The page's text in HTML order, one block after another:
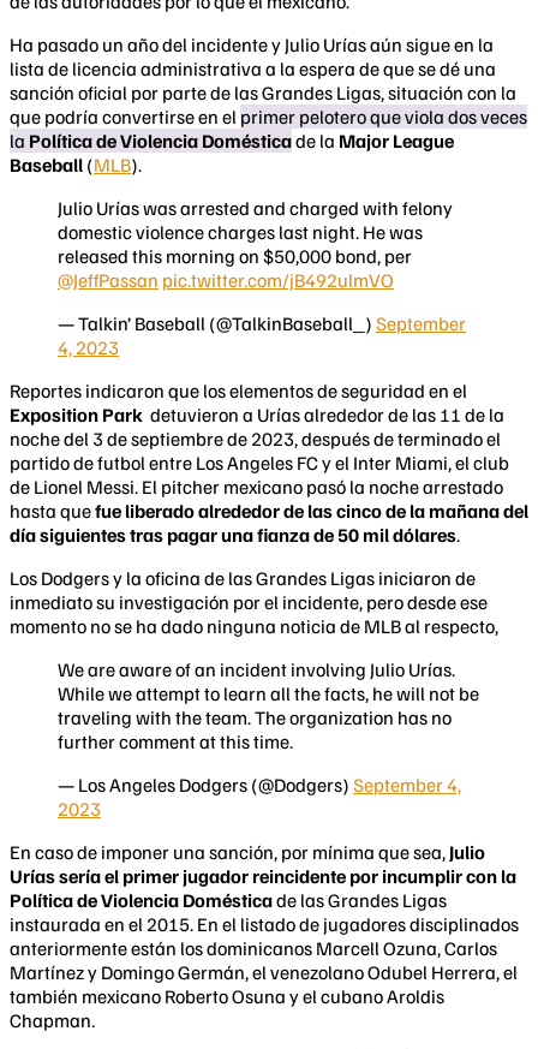
Ha pasado un año del incidente y Julio Urías aún sigue en la
lista de licencia administrativa a la espera de que se dé una
sanción oficial por parte de las Grandes Ligas, situación con la
que podría convertirse en el primer pelotero que viola dos veces
la Política de Violencia Domésticade la Major League
Baseball (MLB).
Julio Urías was arrested and charged with felony
domestic violence charges last night. He was
released this morning on $50,000 bond, per
@JeffPassan pic.twitter.com/jB492ulmVO
— Talkin’ Baseball (@TalkinBaseball_) September
4, 2023
Reportes indicaron que los elementos de seguridad en el
Exposition Park detuvieron a Urías alrededor de las 11 de la
noche del 3 de septiembre de 2023, después de terminado el
partido de futbol entre Los Angeles FC y el Inter Miami, el club
de Lionel Messi. El pitcher mexicano pasó la noche arrestado
hasta quefue liberado alrededor de las cinco de la mañana del
día siguientes tras pagar una fianza de 50 mil dólares.
Los Dodgers y la oficina de las Grandes Ligas iniciaron de
inmediato su investigación por el incidente, pero desde ese
momento no se ha dado ninguna noticia de MLB al respecto,
We are aware of an incident involving Julio Urías.
While we attempt to learn all the facts, he will not be
traveling with the team. The organization has no
further comment at this time.
— Los Angeles Dodgers (@Dodgers) September 4,
2023
En caso de imponer una sanción, por mínima que sea, Julio
Urías sería el primer jugador reincidente por incumplir con la
Política de Violencia Domésticade las Grandes Ligas
instaurada en el 2015. En el listado de jugadores disciplinados
anteriormente están los dominicanos Marcell Ozuna, Carlos
Martínez y Domingo Germán, el venezolano Odubel Herrera, el
también mexicano Roberto Osuna y el cubano Aroldis
Chapman.